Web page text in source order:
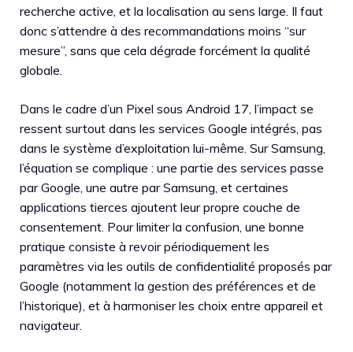
recherche active, et la localisation au sens large. Il faut
donc s’attendre à des recommandations moins “sur
mesure”, sans que cela dégrade forcément la qualité
globale.
Dans le cadre d’un Pixel sous Android 17, l’impact se
ressent surtout dans les services Google intégrés, pas
dans le système d’exploitation lui-même. Sur Samsung,
l’équation se complique : une partie des services passe
par Google, une autre par Samsung, et certaines
applications tierces ajoutent leur propre couche de
consentement. Pour limiter la confusion, une bonne
pratique consiste à revoir périodiquement les
paramètres via les outils de confidentialité proposés par
Google (notamment la gestion des préférences et de
l’historique), et à harmoniser les choix entre appareil et
navigateur.